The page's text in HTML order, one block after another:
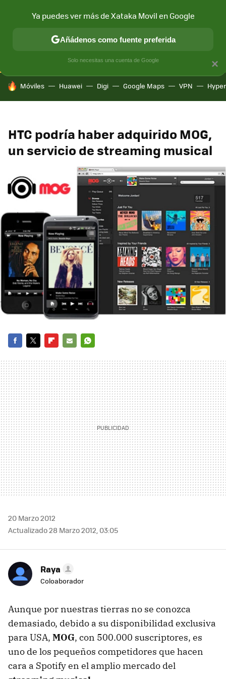
CONECTIVIDAD MÓVIL Y SOCIEDAD APLICACIONES
HOY SE HABLA DE
Móviles Huawei Digi Google Maps VPN
HTC podría haber adquirido MOG,
un servicio de streaming musical
MAIL
20 Marzo 2012
Actualizado 28 Marzo 2012, 03:05
Raya
Coloaborador
Aunque por nuestras tierras no se conozca
demasiado, debido a su disponibilidad exclusiva
para USA, MOG, con 500.000 suscriptores, es
uno de los pequeños competidores que hacen
cara a Spotify en el amplio mercado del
×
Ya puedes ver más de Xataka Movil en Google
Añádenos como fuente preferida
Solo necesitas una cuenta de Google